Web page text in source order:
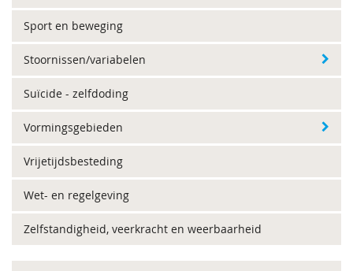
Sport en beweging
Stoornissen/variabelen
Suïcide - zelfdoding
Vormingsgebieden
Vrijetijdsbesteding
Wet- en regelgeving
Zelfstandigheid, veerkracht en weerbaarheid